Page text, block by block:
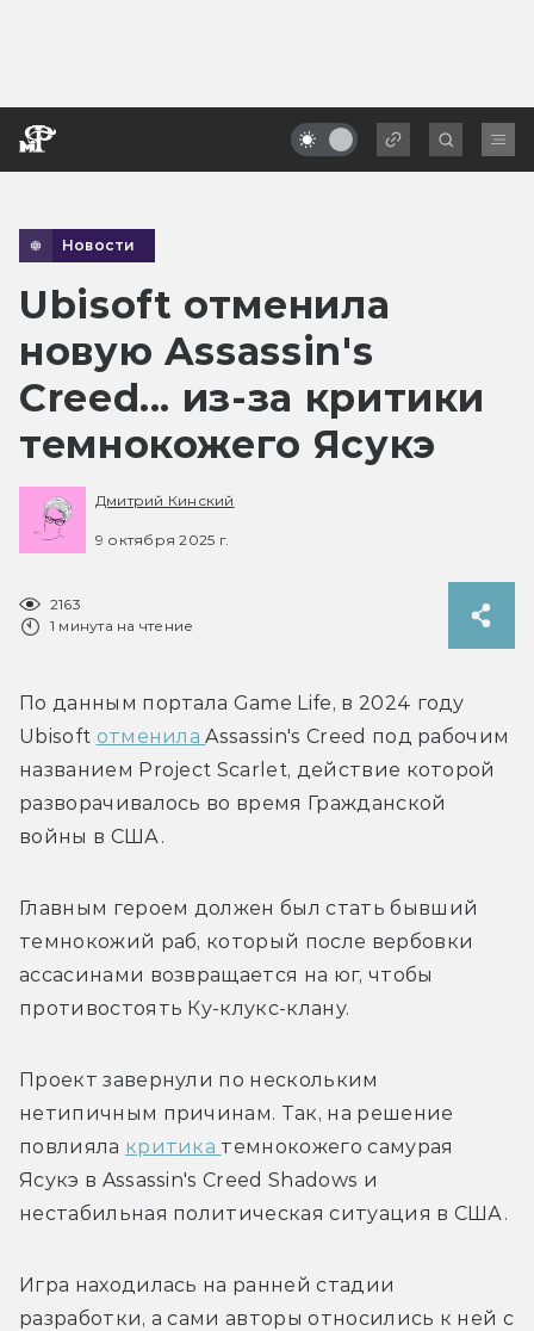
Новости
Ubisoft отменила
новую Assassin's
Creed... из-за критики
темнокожего Ясукэ
Дмитрий Кинский
9 октября 2025 г.
2163
1 минута на чтение
По данным портала Game Life, в 2024 году
Ubisoft отменила Assassin's Creed под рабочим
названием Project Scarlet, действие которой
разворачивалось во время Гражданской
войны в США.
Главным героем должен был стать бывший
темнокожий раб, который после вербовки
ассасинами возвращается на юг, чтобы
противостоять Ку-клукс-клану.
Проект завернули по нескольким
нетипичным причинам. Так, на решение
повлияла критика темнокожего самурая
Ясукэ в Assassin's Creed Shadows и
нестабильная политическая ситуация в США.
Игра находилась на ранней стадии
разработки, а сами авторы относились к ней с